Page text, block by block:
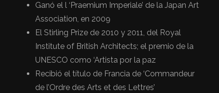
Ganó el l ‘Praemium Imperiale’ de la Japan Art
Association, en 2009
El Stirling Prize de 2010 y 2011, del Royal
Institute of British Architects; el premio de la
UNESCO como ‘Artista por la paz
Recibió el título de Francia de ‘Commandeur
de l’Ordre des Arts et des Lettres’